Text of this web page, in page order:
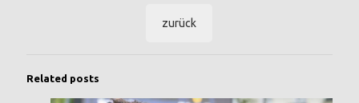
zurück
Related posts